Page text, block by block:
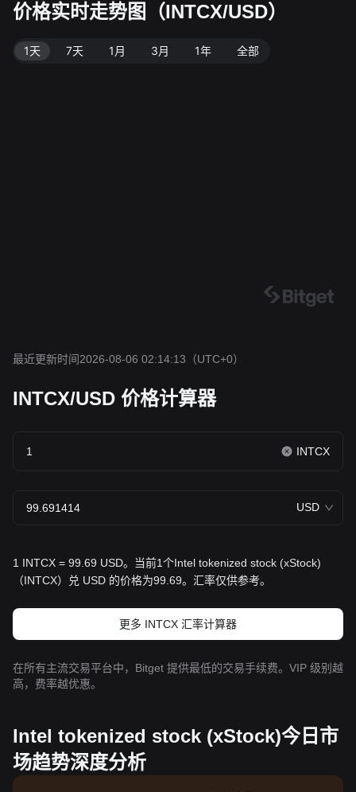
价格实时走势图（INTCX/USD）
1天 7天 1月 3月 1年 全部
最近更新时间2026-08-06 02:14:13 （UTC+0）
INTCX/USD 价格计算器
INTCX
USD
1 INTCX = 99.69 USD。当前1个Intel tokenized stock (xStock)
（INTCX）兑 USD 的价格为99.69。汇率仅供参考。
更多 INTCX 汇率计算器
在所有主流交易平台中，Bitget 提供最低的交易手续费。VIP 级别越
高，费率越优惠。
Intel tokenized stock (xStock)今日市
场趋势深度分析